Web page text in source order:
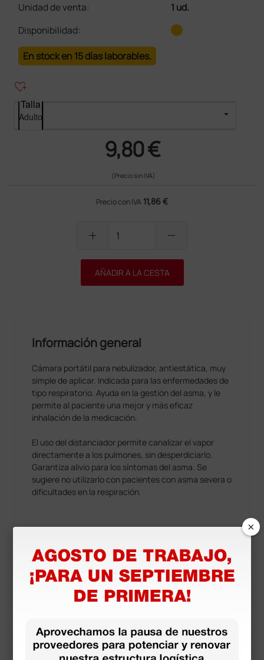
Unidad de venta:
1 ud.
Disponibilidad:
En stock en 15 días laborables.
heart_plus
Talla
9,80 €
(Precio sin IVA)
Precio con IVA 11,86 €
add remove
AÑADIR A LA CESTA
Información general
Cámara portátil para nebulizador, antiestática, muy
simple de aplicar. Indicada para las enfermedades de
tipo respiratorio. Ayuda en la gestión del asma, y le
permite al paciente una mejor y más eficaz
inhalación de la medicación.
El uso del distanciador permite canalizar el vapor
directamente a los pulmones, sin desperdiciarlo.
Garantiza alivio para los síntomas del asma. Se
sugiere no utilizarlo con pacientes con asma severa o
dificultades en la respiración.
Incluye un silbato que avisa el paciente cuando
es necesario ralentizar la respiración
Caja e instrucciones de uso multidiomas
Información técnica
×